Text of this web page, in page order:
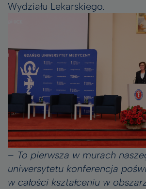
Wydziału Lekarskiego.
– To pierwsza w murach
uniwersytetu konferencja
w całości kształceniu w